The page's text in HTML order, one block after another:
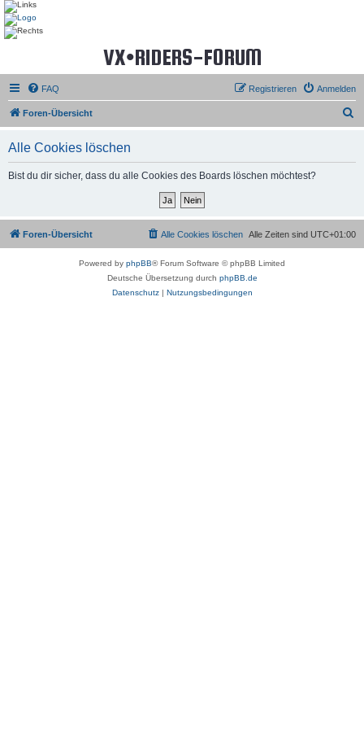
VX•RIDERS-FORUM
FAQ Anmelden
Registrieren
Foren-Übersicht
Alle Cookies löschen
Bist du dir sicher, dass du alle Cookies des Boards löschen möchtest?
Foren-Übersicht Alle Zeiten sind UTC+01:00
Alle Cookies löschen
Powered by phpBB® Forum Software © phpBB Limited
Deutsche Übersetzung durch phpBB.de
Datenschutz| Nutzungsbedingungen